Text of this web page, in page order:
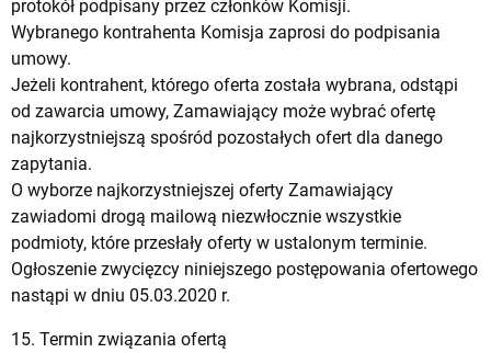
protokół podpisany przez członków Komisji.
Wybranego kontrahenta Komisja zaprosi do podpisania
umowy.
Jeżeli kontrahent, którego oferta została wybrana, odstąpi
od zawarcia umowy, Zamawiający może wybrać ofertę
najkorzystniejszą spośród pozostałych ofert dla danego
zapytania.
O wyborze najkorzystniejszej oferty Zamawiający
zawiadomi drogą mailową niezwłocznie wszystkie
podmioty, które przesłały oferty w ustalonym terminie.
Ogłoszenie zwycięzcy niniejszego postępowania ofertowego
nastąpi w dniu 05.03.2020 r.
15. Termin związania ofertą